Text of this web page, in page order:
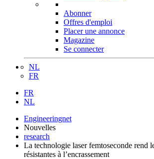
Abonner
Offres d'emploi
Placer une annonce
Magazine
Se connecter
NL
FR
FR
NL
Engineeringnet
Nouvelles
research
La technologie laser femtoseconde rend
résistantes à l’encrassement